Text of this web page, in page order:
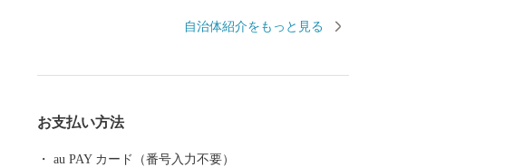
台のあるまち・まつど」3つの舞台に薫る自然や文化・
支援をお待ちしております。 ■□
自治体紹介をもっと見る
お支払い方法
au PAY カード（番号入力不要）